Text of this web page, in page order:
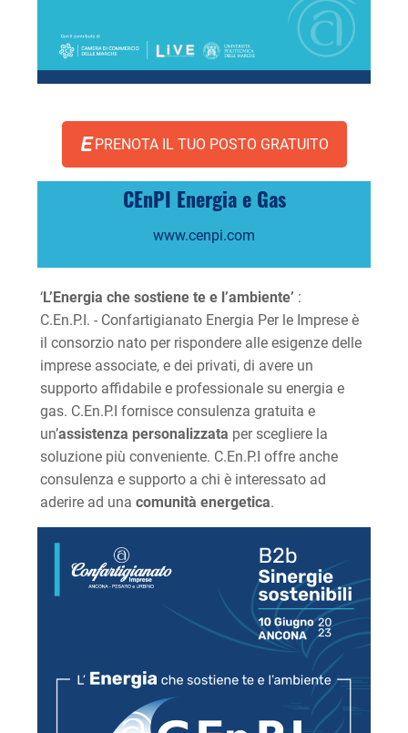
PRENOTA IL TUO POSTO GRATUITO
CEnPI Energia e Gas
www.cenpi.com
‘L’Energia che sostiene te e l’ambiente’ :
C.En.P.I. - Confartigianato Energia Per le Imprese è
il consorzio nato per rispondere alle esigenze delle
imprese associate, e dei privati, di avere un
supporto affidabile e professionale su energia e
gas. C.En.P.I fornisce consulenza gratuita e
un’assistenza personalizzata per scegliere la
soluzione più conveniente. C.En.P.I offre anche
consulenza e supporto a chi è interessato ad
aderire ad unacomunità energetica.